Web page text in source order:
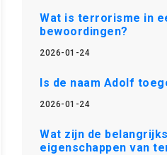
Wat is terrorisme in
bewoordingen?
2026-01-24
Is de naam Adolf
2026-01-24
Wat zijn de
eigenschappen van